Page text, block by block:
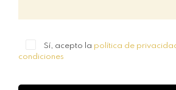
Sí, acepto la política de
condiciones